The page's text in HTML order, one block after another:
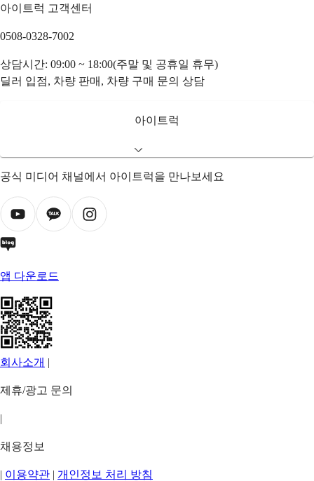
아이트럭 고객센터
0508-0328-7002
상담시간: 09:00 ~ 18:00(주말 및 공휴일 휴무)
딜러 입점, 차량 판매, 차량 구매 문의 상담
아이트럭
공식 미디어 채널에서 아이트럭을 만나보세요
앱 다운로드
회사소개 |
제휴/광고 문의
|
채용정보
| 이용약관 | 개인정보 처리 방침